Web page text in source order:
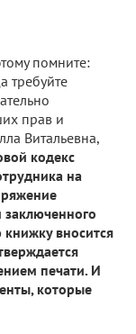
помните:
требуйте
прав и
Витальевна,
кодекс
на
вносится
печати. И
которые